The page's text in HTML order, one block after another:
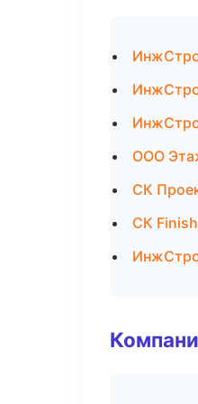
ООО
СК
СК